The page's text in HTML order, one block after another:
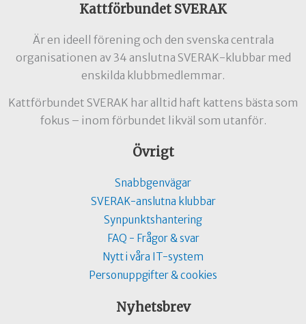
Kattförbundet SVERAK
Är en ideell förening och den svenska centrala
organisationen av 34 anslutna SVERAK-klubbar med
enskilda klubbmedlemmar.
Kattförbundet SVERAK har alltid haft kattens bästa som
fokus – inom förbundet likväl som utanför.
Övrigt
Snabbgenvägar
SVERAK-anslutna klubbar
Synpunktshantering
FAQ - Frågor & svar
Nytt i våra IT-system
Personuppgifter & cookies
Nyhetsbrev